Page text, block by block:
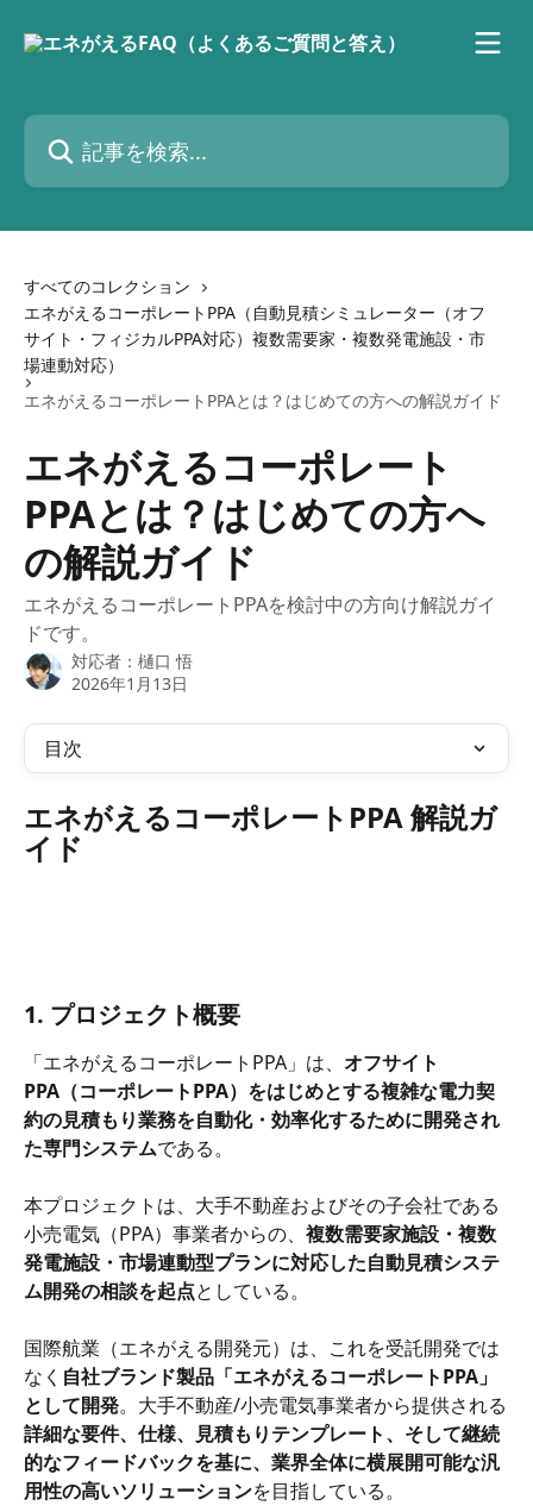
記事を検索...
すべてのコレクション
エネがえるコーポレートPPA（自動見積シミュレーター（オフ
サイト・フィジカルPPA対応）複数需要家・複数発電施設・市
場連動対応）
エネがえるコーポレートPPAとは？はじめての方への解説ガイド
エネがえるコーポレート
PPAとは？はじめての方へ
の解説ガイド
エネがえるコーポレートPPAを検討中の方向け解説ガイ
ドです。
対応者： 樋口 悟
2026年1月13日
目次
エネがえるコーポレートPPA 解説ガ
イド
1. プロジェクト概要
「エネがえるコーポレートPPA」は、 オフサイト
PPA（コーポレートPPA）をはじめとする複雑な電力契
約の見積もり業務を自動化・効率化するために開発され
た専門システムである。
本プロジェクトは、大手不動産およびその子会社である
小売電気（PPA）事業者からの、 複数需要家施設・複数
発電施設・市場連動型プランに対応した自動見積システ
ム開発の相談を起点としている。
国際航業（エネがえる開発元）は、これを受託開発では
なく 自社ブランド製品「エネがえるコーポレートPPA」
として開発。大手不動産/小売電気事業者から提供される
詳細な要件、仕様、見積もりテンプレート、そして継続
的なフィードバックを基に、業界全体に横展開可能な汎
用性の高いソリューションを目指している。